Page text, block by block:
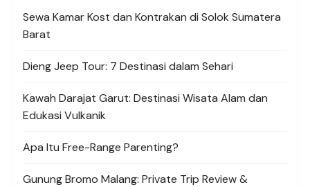
Sewa Kamar Kost dan Kontrakan di Solok Sumatera
Barat
Dieng Jeep Tour: 7 Destinasi dalam Sehari
Kawah Darajat Garut: Destinasi Wisata Alam dan
Edukasi Vulkanik
Apa Itu Free-Range Parenting?
Gunung Bromo Malang: Private Trip Review &